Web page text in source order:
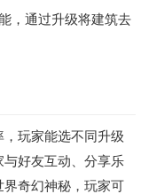
，通过升级将建筑去
玩家能选不同升级
好友互动、分享乐
奇幻神秘，玩家可